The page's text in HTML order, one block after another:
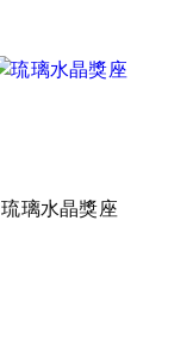
琉璃水晶獎座